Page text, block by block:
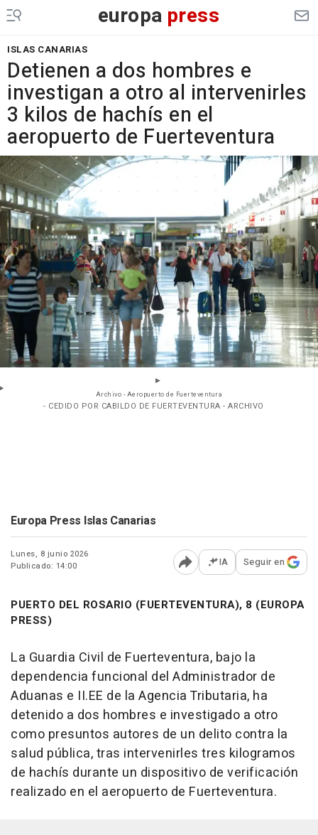
europa press
ISLAS CANARIAS
Detienen a dos hombres e
investigan a otro al intervenirles
3 kilos de hachís en el
aeropuerto de Fuerteventura
Archivo - Aeropuerto de Fuerteventura
- CEDIDO POR CABILDO DE FUERTEVENTURA - ARCHIVO
Europa Press Islas Canarias
Lunes, 8 junio 2026
Publicado: 14:00
Abrir opciones para
IA Seguir en
PUERTO DEL ROSARIO (FUERTEVENTURA), 8 (EUROPA
PRESS)
La Guardia Civil de Fuerteventura, bajo la
dependencia funcional del Administrador de
Aduanas e II.EE de la Agencia Tributaria, ha
detenido a dos hombres e investigado a otro
como presuntos autores de un delito contra la
salud pública, tras intervenirles tres kilogramos
de hachís durante un dispositivo de verificación
realizado en el aeropuerto de Fuerteventura.